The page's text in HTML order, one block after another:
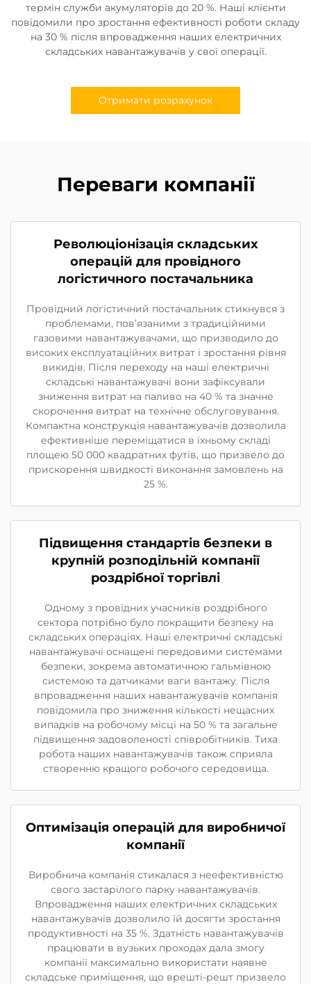
термін служби акумуляторів до 20 %. Наші клієнти
повідомили про зростання ефективності роботи складу
на 30 % після впровадження наших електричних
складських навантажувачів у свої операції.
Отримати розрахунок
Переваги компанії
Революціонізація складських
операцій для провідного
логістичного постачальника
Провідний логістичний постачальник стикнувся з
проблемами, пов’язаними з традиційними
газовими навантажувачами, що призводило до
високих експлуатаційних витрат і зростання рівня
викидів. Після переходу на наші електричні
складські навантажувачі вони зафіксували
зниження витрат на паливо на 40 % та значне
скорочення витрат на технічне обслуговування.
Компактна конструкція навантажувачів дозволила
ефективніше переміщатися в їхньому складі
площею 50 000 квадратних футів, що призвело до
прискорення швидкості виконання замовлень на
25 %.
Підвищення стандартів безпеки в
крупній розподільній компанії
роздрібної торгівлі
Одному з провідних учасників роздрібного
сектора потрібно було покращити безпеку на
складських операціях. Наші електричні складські
навантажувачі оснащені передовими системами
безпеки, зокрема автоматичною гальмівною
системою та датчиками ваги вантажу. Після
впровадження наших навантажувачів компанія
повідомила про зниження кількості нещасних
випадків на робочому місці на 50 % та загальне
підвищення задоволеності співробітників. Тиха
робота наших навантажувачів також сприяла
створенню кращого робочого середовища.
Оптимізація операцій для виробничої
компанії
Виробнича компанія стикалася з неефективністю
свого застарілого парку навантажувачів.
Впровадження наших електричних складських
навантажувачів дозволило їй досягти зростання
продуктивності на 35 %. Здатність навантажувачів
працювати в вузьких проходах дала змогу
компанії максимально використати наявне
складське приміщення, що врешті-решт призвело